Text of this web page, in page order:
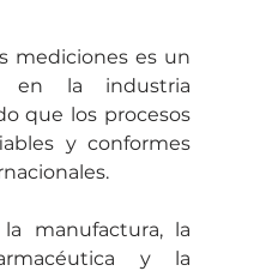
mediciones es un
en la industria
que los procesos
y conformes
manufactura, la
y la